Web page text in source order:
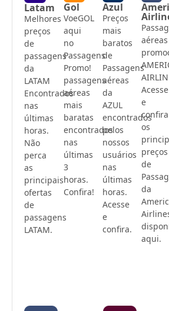
Latam
Melhores
preços
de
passagens
da
LATAM
Encontrados
nas
últimas
horas.
Não
perca
as
principais
ofertas
de
passagens
LATAM.
Gol
VoeGOL
aqui
no
Passagens
Promo!
passagens
aéreas
mais
baratas
encontrados
nas
últimas
3
horas.
Confira!
Azul
Preços
mais
baratos
de
Passagens
aéreas
da
AZUL
encontrados
pelos
nossos
usuários
nas
últimas
horas.
Acesse
e
confira.
aéreas
Acesse
e
confira
os
preços
de
da
aqui.